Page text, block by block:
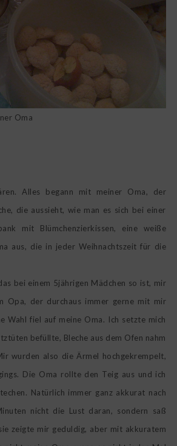
Oma
Alles begann mit meiner Oma, der
die aussieht, wie man es sich bei einer
mit Blümchenzierkissen, eine weiße
aus, die in jeder Weihnachtszeit für die
bei einem 5jährigen Mädchen so ist, mir
Opa, der durchaus immer gerne mit mir
Wahl fiel auf meine Oma. Ich setzte mich
befüllte, Bleche aus dem Ofen nahm
wurden also die Ärmel hochgekrempelt,
Die Oma rollte den Teig aus und ich
Natürlich immer ganz akkurat nach
nicht die Lust daran, sondern saß
zeigte mir geduldig, aber mit akkuratem